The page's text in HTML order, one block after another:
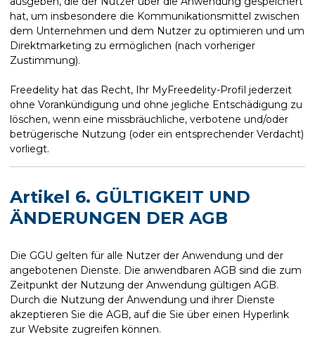
hat, um insbesondere die Kommunikationsmittel zwischen
dem Unternehmen und dem Nutzer zu optimieren und um
Direktmarketing zu ermöglichen (nach vorheriger
Zustimmung).
Freedelity hat das Recht, Ihr MyFreedelity-Profil jederzeit
ohne Vorankündigung und ohne jegliche Entschädigung zu
löschen, wenn eine missbräuchliche, verbotene und/oder
betrügerische Nutzung (oder ein entsprechender Verdacht)
vorliegt.
Artikel 6. GÜLTIGKEIT UND
ÄNDERUNGEN DER AGB
Die GGU gelten für alle Nutzer der Anwendung und der
angebotenen Dienste. Die anwendbaren AGB sind die zum
Zeitpunkt der Nutzung der Anwendung gültigen AGB.
Durch die Nutzung der Anwendung und ihrer Dienste
akzeptieren Sie die AGB, auf die Sie über einen Hyperlink
zur Website zugreifen können.